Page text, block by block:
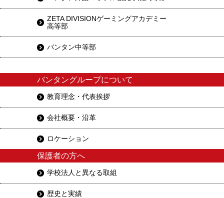
ZETA DIVISIONゲーミングアカデミー
高等部
バンタン中等部
バンタングループについて
教育理念・代表挨拶
会社概要・沿革
ロケーション
保護者の方へ
学校法人と異なる取組
歴史と実績